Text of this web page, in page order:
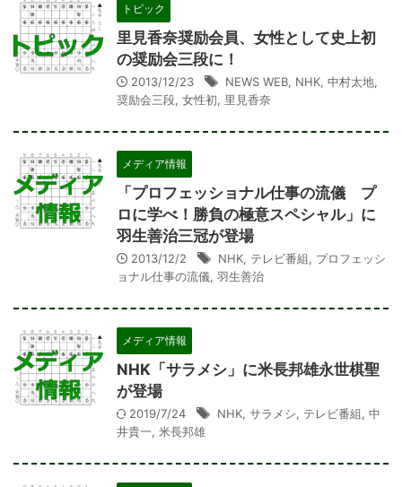
トピック
里見香奈奨励会員、女性として史上初
の奨励会三段に！
2013/12/23 NEWS WEB, NHK, 中村太地,
奨励会三段, 女性初, 里見香奈
メディア情報
「プロフェッショナル仕事の流儀 プ
ロに学べ！勝負の極意スペシャル」に
羽生善治三冠が登場
2013/12/2 NHK, テレビ番組, プロフェッシ
ョナル仕事の流儀, 羽生善治
メディア情報
NHK「サラメシ」に米長邦雄永世棋聖
が登場
2019/7/24 NHK, サラメシ, テレビ番組, 中
井貴一, 米長邦雄